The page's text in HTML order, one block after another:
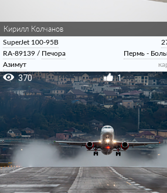
Кирилл Колчанов
SuperJet 100-95B
RA-89139 / Печора
Азимут
Пермь -
370 1